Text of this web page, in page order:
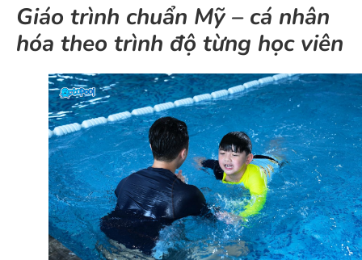
Giáo trình chuẩn Mỹ – cá nhân
hóa theo trình độ từng học viên